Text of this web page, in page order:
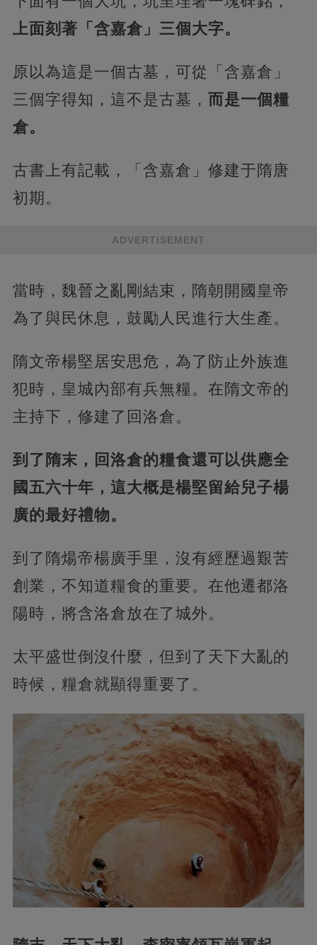
上面刻著「含嘉倉」三個大字。
原以為這是一個古墓，可從「含嘉倉」
三個字得知，這不是古墓， 而是一個糧
倉。
古書上有記載，「含嘉倉」修建于隋唐
初期。
ADVERTISEMENT
當時，魏晉之亂剛結束，隋朝開國皇帝
為了與民休息，鼓勵人民進行大生產。
隋文帝楊堅居安思危，為了防止外族進
犯時，皇城內部有兵無糧。在隋文帝的
主持下，修建了回洛倉。
到了隋末，回洛倉的糧食還可以供應全
國五六十年，這大概是楊堅留給兒子楊
廣的最好禮物。
到了隋煬帝楊廣手里，沒有經歷過艱苦
創業，不知道糧食的重要。在他遷都洛
陽時，將含洛倉放在了城外。
太平盛世倒沒什麼，但到了天下大亂的
時候，糧倉就顯得重要了。